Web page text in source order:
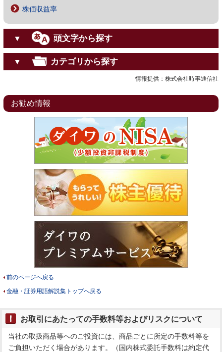
株価収益率
▼ 頭文字から探す
▼ カテゴリから探す
情報提供：株式会社時事通信社
お勧め情報
前のページへ戻る
金融・証券用語解説集トップへ戻る
お取引にあたっての手数料等およびリスクについて
当社の取扱商品等へのご投資には、商品ごとに所定の手数料等を
ご負担いただく場合があります。（国内株式委託手数料は約定代